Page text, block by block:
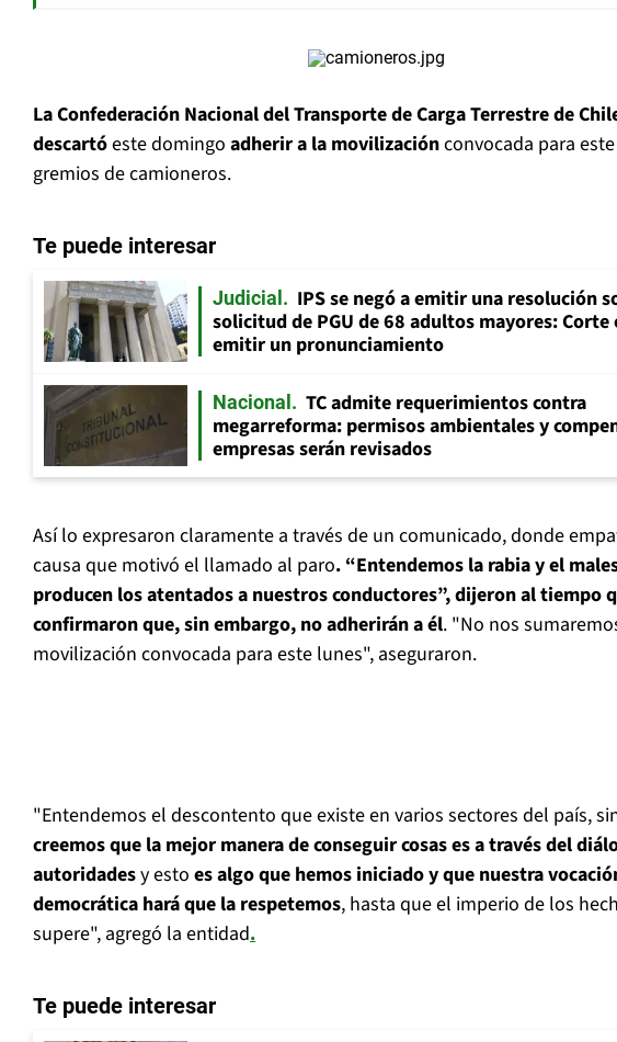
La Confederación Nacional del Transporte de Carga Terrestre de
descartóeste domingo adherir a la movilizaciónconvocada para
gremios de camioneros.
Te puede interesar
Judicial
IPS se negó a emitir una resolución
solicitud de PGU de 68 adultos mayores: Corte
emitir un pronunciamiento
Nacional
TC admite requerimientos contra
megarreforma: permisos ambientales y
empresas serán revisados
Así lo expresaron claramente a través de un comunicado, donde
causa que motivó el llamado al paro. “Entendemos la rabia y el
producen los atentados a nuestros conductores”, dijeron al tiempo
confirmaron que, sin embargo, no adherirán a él. "No nos
movilización convocada para este lunes", aseguraron.
"Entendemos el descontento que existe en varios sectores del país,
creemos que la mejor manera de conseguir cosas es a través del
autoridadesy esto es algo que hemos iniciado y que nuestra
democrática hará que la respetemos, hasta que el imperio de los
supere", agregó la entidad.
Te puede interesar